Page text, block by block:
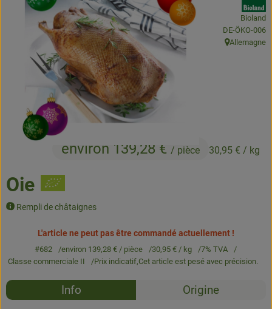
Produits de boulangerie
Produits naturels
Boissons
Bons d'achat & idées cadeaux
Livraison
Oie
Rempli de châtaignes
environ 139,28 € / pièce 30,95 € / kg
Bioland
, Autorité de
DE-ÖKO-006
, Origine:
Allemagne
L'article ne peut pas être commandé actuellement !
#682 environ 139,28 €/ pièce 30,95 €/ kg
7% TVA
Classe commerciale II
Prix indicatif,Cet article est pesé avec précision.
Recettes
Info Origine